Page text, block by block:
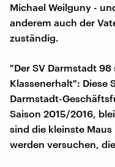
Michael Weilguny -
anderem auch der
zuständig.
"Der SV Darmstadt
Klassenerhalt": Diese
Darmstadt-
Saison 2015/2016,
sind die kleinste
werden versuchen,